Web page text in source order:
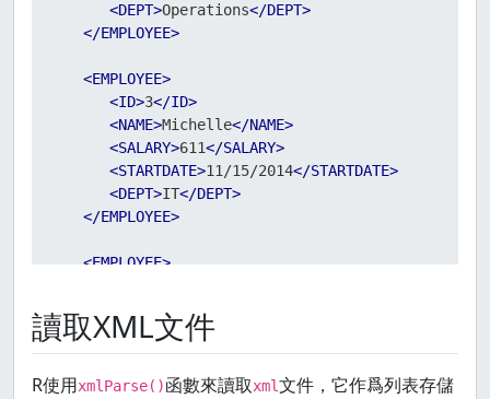
<DEPT>Operations</DEPT>
</EMPLOYEE>
<EMPLOYEE>
<ID>3</ID>
<NAME>Michelle</NAME>
<SALARY>611</SALARY>
<STARTDATE>11/15/2014</STARTDATE>
<DEPT>IT</DEPT>
</EMPLOYEE>
<EMPLOYEE>
Ryan
SALARY> 729</
<STARTDATE>5/11/2014</STARTDATE>
<
DEPT> HR</DEPT>
讀取XML文件
R使用xmlParse()函數來讀取xml文件，它作爲列表存儲